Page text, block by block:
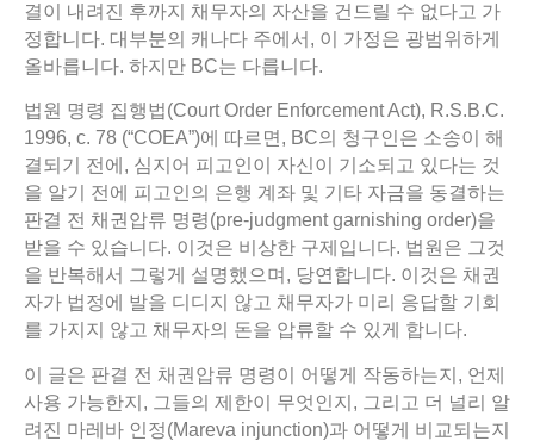
결이 내려진 후까지 채무자의 자산을 건드릴 수 없다고 가
정합니다. 대부분의 캐나다 주에서, 이 가정은 광범위하게
올바릅니다. 하지만 BC는 다릅니다.
법원 명령 집행법(Court Order Enforcement Act), R.S.B.C.
1996, c. 78 (“COEA”)에 따르면, BC의 청구인은 소송이 해
결되기 전에, 심지어 피고인이 자신이 기소되고 있다는 것
을 알기 전에 피고인의 은행 계좌 및 기타 자금을 동결하는
판결 전 채권압류 명령(pre-judgment garnishing order)을
받을 수 있습니다. 이것은 비상한 구제입니다. 법원은 그것
을 반복해서 그렇게 설명했으며, 당연합니다. 이것은 채권
자가 법정에 발을 디디지 않고 채무자가 미리 응답할 기회
를 가지지 않고 채무자의 돈을 압류할 수 있게 합니다.
이 글은 판결 전 채권압류 명령이 어떻게 작동하는지, 언제
사용 가능한지, 그들의 제한이 무엇인지, 그리고 더 널리 알
려진 마레바 인정(Mareva injunction)과 어떻게 비교되는지